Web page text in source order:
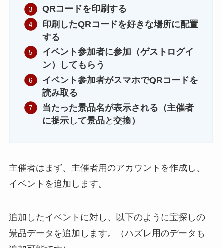
QRコードを印刷する
印刷したQRコードを好きな場所に配置
する
イベント参加者に参加（ゲストログイ
ン）してもらう
イベント参加者がスマホでQRコードを
読み取る
当たった景品名が表示される（主催者
に提示して景品と交換）
主催者はまず、主催者用のアカウントを作成し、
イベントを追加します。
追加したイベントに対し、以下のように宝探しの
景品データを追加します。（ハズレ用のデータも